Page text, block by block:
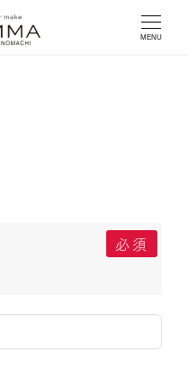
MENU
必須